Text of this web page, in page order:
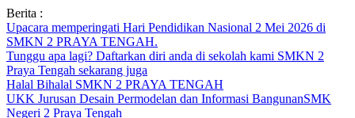
Skip
to
content
Berita :
Upacara memperingati Hari Pendidikan Nasional 2 Mei 2026 di
SMKN 2 PRAYA TENGAH.
Tunggu apa lagi? Daftarkan diri anda di sekolah kami SMKN 2
Praya Tengah sekarang juga
Halal Bihalal SMKN 2 PRAYA TENGAH
UKK Jurusan Desain Permodelan dan Informasi BangunanSMK
Negeri 2 Praya Tengah